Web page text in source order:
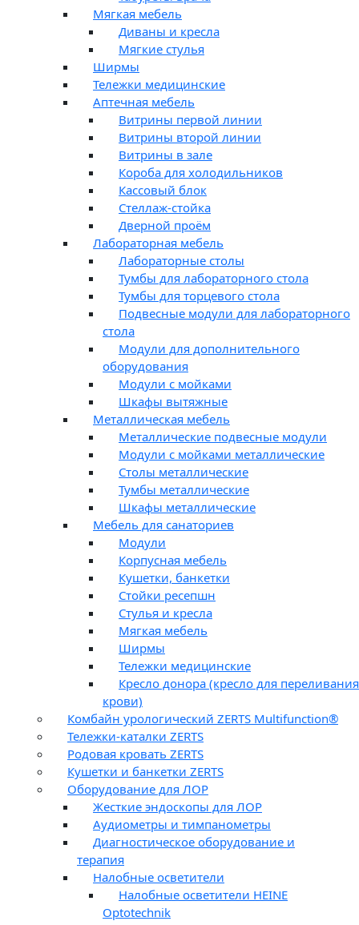
Мягкая мебель
Диваны и кресла
Мягкие стулья
Ширмы
Тележки медицинские
Аптечная мебель
Витрины первой линии
Витрины второй линии
Витрины в зале
Короба для холодильников
Кассовый блок
Стеллаж-стойка
Дверной проём
Лабораторная мебель
Лабораторные столы
Тумбы для лабораторного стола
Тумбы для торцевого стола
Подвесные модули для лабораторного
стола
Модули для дополнительного
оборудования
Модули с мойками
Шкафы вытяжные
Металлическая мебель
Металлические подвесные модули
Модули с мойками металлические
Столы металлические
Тумбы металлические
Шкафы металлические
Мебель для санаториев
Модули
Корпусная мебель
Кушетки, банкетки
Стойки ресепшн
Стулья и кресла
Мягкая мебель
Ширмы
Тележки медицинские
Кресло донора (кресло для переливания
крови)
Комбайн урологический ZERTS Multifunction®
Тележки-каталки ZERTS
Родовая кровать ZERTS
Кушетки и банкетки ZERTS
Оборудование для ЛОР
Жесткие эндоскопы для ЛОР
Аудиометры и тимпанометры
Диагностическое оборудование и
терапия
Налобные осветители
Налобные осветители HEINE
Optotechnik